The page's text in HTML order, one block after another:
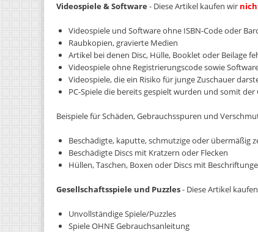
Videospiele & Software - Diese Artikel kaufen wir
Videospiele und Software ohne ISBN-Code oder
Raubkopien, gravierte Medien
Artikel bei denen Disc, Hülle, Booklet oder Beilage
Videospiele ohne Registrierungscode sowie
Videospiele, die ein Risiko für junge Zuschauer
PC-Spiele die bereits gespielt wurden und somit
Beispiele für Schäden, Gebrauchsspuren und
Beschädigte, kaputte, schmutzige oder übermäßig
Beschädigte Discs mit Kratzern oder Flecken
Hüllen, Taschen, Boxen oder Discs mit
Gesellschaftsspiele und Puzzles- Diese Artikel
Unvollständige Spiele/Puzzles
Spiele OHNE Gebrauchsanleitung